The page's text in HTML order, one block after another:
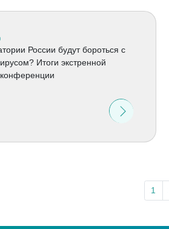
России будут бороться c
Итоги экстренной
1